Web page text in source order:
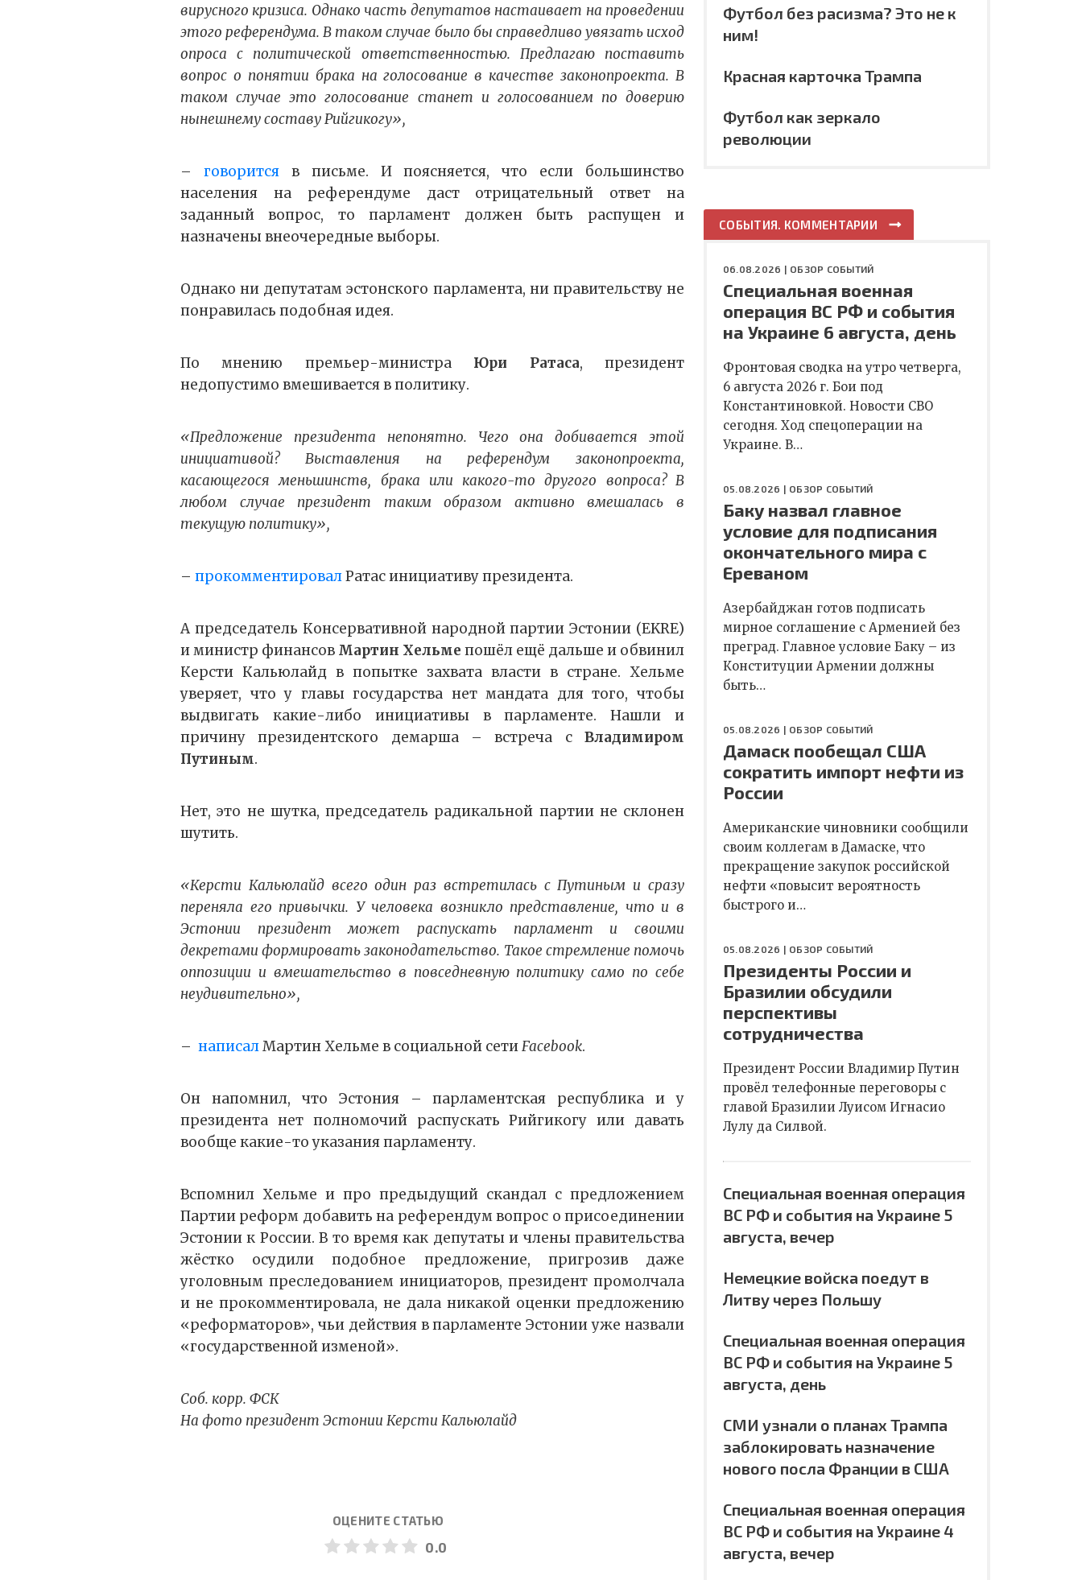
вирусного кризиса. Однако часть депутатов настаивает на проведении
этого референдума. В таком случае было бы справедливо увязать исход
опроса с политической ответственностью. Предлагаю поставить
вопрос о понятии брака на голосование в качестве законопроекта. В
таком случае это голосование станет и голосованием по доверию
нынешнему составу Рийгикогу»,
– говоритсяв письме. И поясняется, что если большинство
населения на референдуме даст отрицательный ответ на
заданный вопрос, то парламент должен быть распущен и
назначены внеочередные выборы.
Однако ни депутатам эстонского парламента, ни правительству не
понравилась подобная идея.
По мнению премьер-министра Юри Ратаса, президент
недопустимо вмешивается в политику.
«Предложение президента непонятно. Чего она добивается этой
инициативой? Выставления на референдум законопроекта,
касающегося меньшинств, брака или какого-то другого вопроса? В
любом случае президент таким образом активно вмешалась в
текущую политику»,
– прокомментировалРатас инициативу президента.
А председатель Консервативной народной партии Эстонии (EKRE)
и министр финансов Мартин Хельме пошёл ещё дальше и обвинил
Керсти Кальюлайд в попытке захвата власти в стране. Хельме
уверяет, что у главы государства нет мандата для того, чтобы
выдвигать какие-либо инициативы в парламенте. Нашли и
причину президентского демарша – встреча с Владимиром
Путиным.
Нет, это не шутка, председатель радикальной партии не склонен
шутить.
«Керсти Кальюлайд всего один раз встретилась с Путиным и сразу
переняла его привычки. У человека возникло представление, что и в
Эстонии президент может распускать парламент и своими
декретами формировать законодательство. Такое стремление помочь
оппозиции и вмешательство в повседневную политику само по себе
неудивительно»,
– написалМартин Хельме в социальной сетиFacebook.
Он напомнил, что Эстония – парламентская республика и у
президента нет полномочий распускать Рийгикогу или давать
вообще какие-то указания парламенту.
Вспомнил Хельме и про предыдущий скандал с предложением
Партии реформ добавить на референдум вопрос о присоединении
Эстонии к России. В то время как депутаты и члены правительства
жёстко осудили подобное предложение, пригрозив даже
уголовным преследованием инициаторов, президент промолчала
и не прокомментировала, не дала никакой оценки предложению
«реформаторов», чьи действия в парламенте Эстонии уже назвали
«государственной изменой».
Соб. корр. ФСК
На фото президент Эстонии Керсти Кальюлайд
ОЦЕНИТЕ СТАТЬЮ
0.0
Футбол без расизма? Это не к
ним!
Красная карточка Трампа
Футбол как зеркало
революции
СОБЫТИЯ. КОММЕНТАРИИ
06.08.2026 | ОБЗОР СОБЫТИЙ
Специальная военная
операция ВС РФ и события
на Украине 6 августа, день
Фронтовая сводка на утро четверга,
6 августа 2026 г. Бои под
Константиновкой. Новости СВО
сегодня. Ход спецоперации на
Украине. В…
05.08.2026 | ОБЗОР СОБЫТИЙ
Баку назвал главное
условие для подписания
окончательного мира с
Ереваном
Азербайджан готов подписать
мирное соглашение с Арменией без
преград. Главное условие Баку – из
Конституции Армении должны
быть…
05.08.2026 | ОБЗОР СОБЫТИЙ
Дамаск пообещал США
сократить импорт нефти из
России
Американские чиновники сообщили
своим коллегам в Дамаске, что
прекращение закупок российской
нефти «повысит вероятность
быстрого и…
05.08.2026 | ОБЗОР СОБЫТИЙ
Президенты России и
Бразилии обсудили
перспективы
сотрудничества
Президент России Владимир Путин
провёл телефонные переговоры с
главой Бразилии Луисом Игнасио
Лулу да Силвой.
Специальная военная операция
ВС РФ и события на Украине 5
августа, вечер
Немецкие войска поедут в
Литву через Польшу
Специальная военная операция
ВС РФ и события на Украине 5
августа, день
СМИ узнали о планах Трампа
заблокировать назначение
нового посла Франции в США
Специальная военная операция
ВС РФ и события на Украине 4
августа, вечер